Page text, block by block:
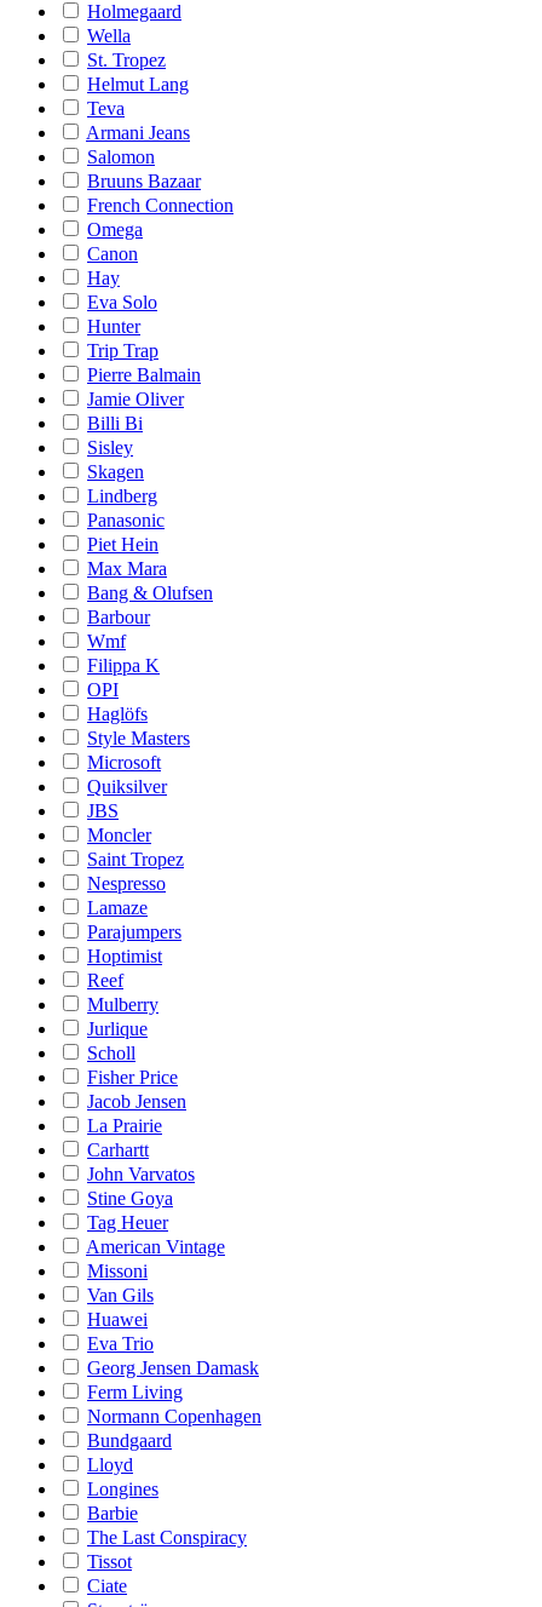
Holmegaard
Wella
St. Tropez
Helmut Lang
Teva
Armani Jeans
Salomon
Bruuns Bazaar
French Connection
Omega
Canon
Hay
Eva Solo
Hunter
Trip Trap
Pierre Balmain
Jamie Oliver
Billi Bi
Sisley
Skagen
Lindberg
Panasonic
Piet Hein
Max Mara
Bang & Olufsen
Barbour
Wmf
Filippa K
OPI
Haglöfs
Style Masters
Microsoft
Quiksilver
JBS
Moncler
Saint Tropez
Nespresso
Lamaze
Parajumpers
Hoptimist
Reef
Mulberry
Jurlique
Scholl
Fisher Price
Jacob Jensen
La Prairie
Carhartt
John Varvatos
Stine Goya
Tag Heuer
American Vintage
Missoni
Van Gils
Huawei
Eva Trio
Georg Jensen Damask
Ferm Living
Normann Copenhagen
Bundgaard
Lloyd
Longines
Barbie
The Last Conspiracy
Tissot
Ciate